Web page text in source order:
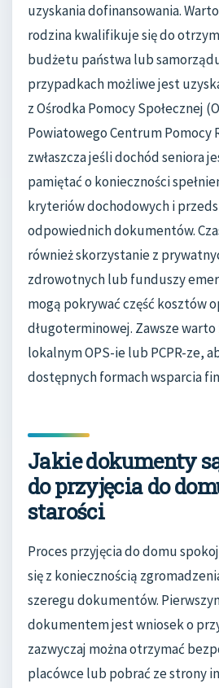
uzyskania dofinansowania.
rodzina kwalifikuje się do
budżetu państwa lub
przypadkach możliwe jest
z Ośrodka Pomocy Społecznej
Powiatowego Centrum Pomocy
zwłaszcza jeśli dochód seniora
pamiętać o konieczności
kryteriów dochodowych i
odpowiednich dokumentów.
również skorzystanie z
zdrowotnych lub funduszy
mogą pokrywać część kosztów
długoterminowej. Zawsze
lokalnym OPS-ie lub PCPR-ze,
dostępnych formach wsparcia
Jakie dokumenty
do przyjęcia do
starości
Proces przyjęcia do domu
się z koniecznością
szeregu dokumentów.
dokumentem jest wniosek o
zazwyczaj można otrzymać
placówce lub pobrać ze strony